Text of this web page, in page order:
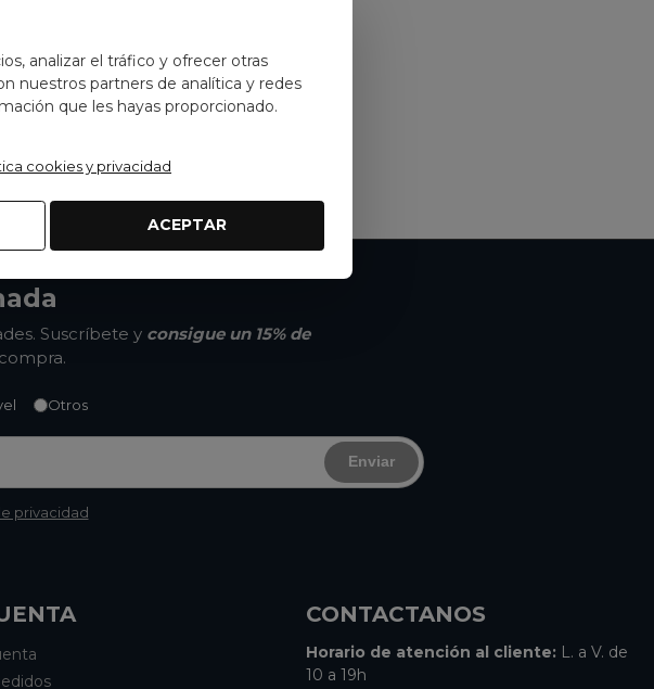
analizar el tráfico y ofrecer otras
nuestros partners de analítica y redes
que les hayas proporcionado.
cookies y privacidad
ACEPTAR
Suscríbete y consigue un 15% de
Otros
Enviar
privacidad
CONTACTANOS
Horario de atención al cliente: L. a V. de
10 a 19h